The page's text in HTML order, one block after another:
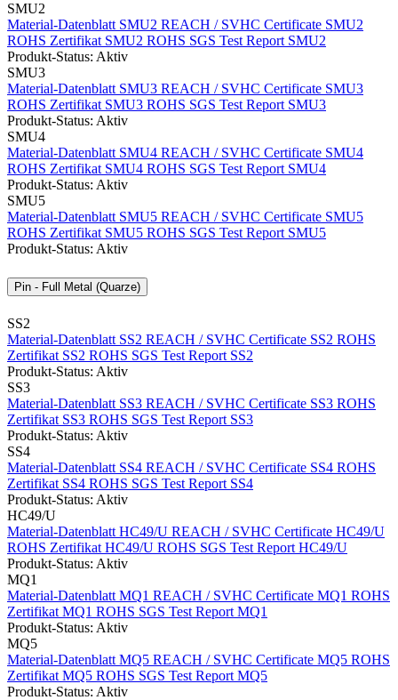
SMU2
Material-Datenblatt SMU2 REACH / SVHC Certificate SMU2
ROHS Zertifikat SMU2 ROHS SGS Test Report SMU2
Produkt-Status: Aktiv
SMU3
Material-Datenblatt SMU3 REACH / SVHC Certificate SMU3
ROHS Zertifikat SMU3 ROHS SGS Test Report SMU3
Produkt-Status: Aktiv
SMU4
Material-Datenblatt SMU4 REACH / SVHC Certificate SMU4
ROHS Zertifikat SMU4 ROHS SGS Test Report SMU4
Produkt-Status: Aktiv
SMU5
Material-Datenblatt SMU5 REACH / SVHC Certificate SMU5
ROHS Zertifikat SMU5 ROHS SGS Test Report SMU5
Produkt-Status: Aktiv
Pin - Full Metal (Quarze)
SS2
Material-Datenblatt SS2 REACH / SVHC Certificate SS2 ROHS
Zertifikat SS2 ROHS SGS Test Report SS2
Produkt-Status: Aktiv
SS3
Material-Datenblatt SS3 REACH / SVHC Certificate SS3 ROHS
Zertifikat SS3 ROHS SGS Test Report SS3
Produkt-Status: Aktiv
SS4
Material-Datenblatt SS4 REACH / SVHC Certificate SS4 ROHS
Zertifikat SS4 ROHS SGS Test Report SS4
Produkt-Status: Aktiv
HC49/U
Material-Datenblatt HC49/U REACH / SVHC Certificate HC49/U
ROHS Zertifikat HC49/U ROHS SGS Test Report HC49/U
Produkt-Status: Aktiv
MQ1
Material-Datenblatt MQ1 REACH / SVHC Certificate MQ1 ROHS
Zertifikat MQ1 ROHS SGS Test Report MQ1
Produkt-Status: Aktiv
MQ5
Material-Datenblatt MQ5 REACH / SVHC Certificate MQ5 ROHS
Zertifikat MQ5 ROHS SGS Test Report MQ5
Produkt-Status: Aktiv